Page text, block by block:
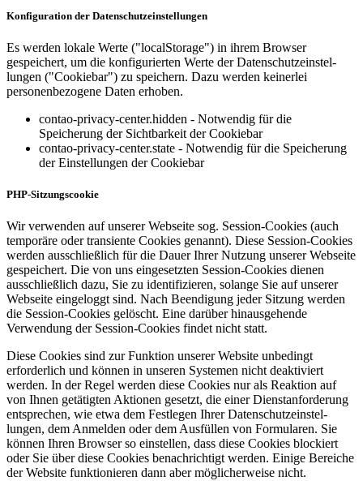
Konfigu­ration der Datenschutz­ein­stel­lungen
Es werden lokale Werte ("localStorage") in ihrem Browser
gespeichert, um die konfigu­rierten Werte der Datenschutz­ein­stel­
lungen ("Cookiebar") zu speichern. Dazu werden keinerlei
personen­be­zogene Daten erhoben.
contao-privacy-center.hidden - Notwendig für die
Speicherung der Sichtbarkeit der Cookiebar
contao-privacy-center.state - Notwendig für die Speicherung
der Einstellungen der Cookiebar
PHP-Sitzungs­cookie
Wir verwenden auf unserer Webseite sog. Session-Cookies (auch
temporäre oder transiente Cookies genannt). Diese Session-Cookies
werden ausschließlich für die Dauer Ihrer Nutzung unserer Webseite
gespeichert. Die von uns eingesetzten Session-Cookies dienen
ausschließlich dazu, Sie zu identi­fi­zieren, solange Sie auf unserer
Webseite eingeloggt sind. Nach Beendigung jeder Sitzung werden
die Session-Cookies gelöscht. Eine darüber hinaus­gehende
Verwendung der Session-Cookies findet nicht statt.
Diese Cookies sind zur Funktion unserer Website unbedingt
erforderlich und können in unseren Systemen nicht deaktiviert
werden. In der Regel werden diese Cookies nur als Reaktion auf
von Ihnen getätigten Aktionen gesetzt, die einer Dienst­an­for­derung
entsprechen, wie etwa dem Festlegen Ihrer Datenschutz­ein­stel­
lungen, dem Anmelden oder dem Ausfüllen von Formularen. Sie
können Ihren Browser so einstellen, dass diese Cookies blockiert
oder Sie über diese Cookies benach­richtigt werden. Einige Bereiche
der Website funktio­nieren dann aber möglicherweise nicht.